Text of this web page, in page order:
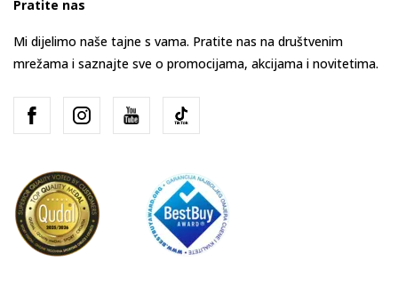
Pratite nas
Mi dijelimo naše tajne s vama. Pratite nas na društvenim
mrežama i saznajte sve o promocijama, akcijama i novitetima.